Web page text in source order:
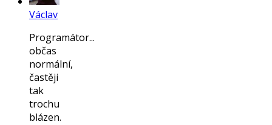
Václav
Programátor...
občas
normální,
častěji
tak
trochu
blázen.